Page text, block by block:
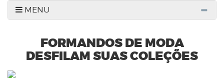
MENU
FORMANDOS DE MODA
DESFILAM SUAS COLEÇÕES